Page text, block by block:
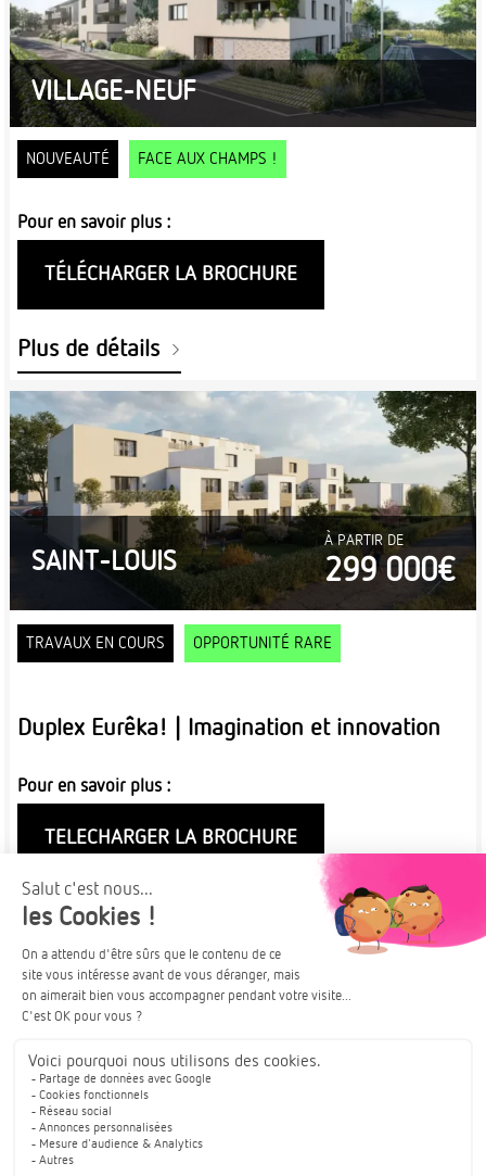
VILLAGE-NEUF
NOUVEAUTÉ FACE AUX CHAMPS !
Pour en savoir plus :
TÉLÉCHARGER LA BROCHURE
Plus de détails
SAINT-LOUIS
À PARTIR DE
299 000€
TRAVAUX EN COURS OPPORTUNITÉ RARE
Duplex Eurêka! | Imagination et innovation
Pour en savoir plus :
TELECHARGER LA BROCHURE
Plus de détails
TURCKHEIM